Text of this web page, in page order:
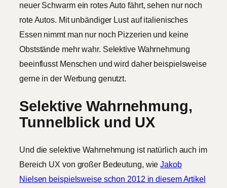
neuer Schwarm ein rotes Auto fährt, sehen nur noch
rote Autos. Mit unbändiger Lust auf italienisches
Essen nimmt man nur noch Pizzerien und keine
Obststände mehr wahr. Selektive Wahrnehmung
beeinflusst Menschen und wird daher beispielsweise
gerne in der Werbung genutzt.
Selektive Wahrnehmung,
Tunnelblick und UX
Und die selektive Wahrnehmung ist natürlich auch im
Bereich UX von großer Bedeutung, wieJakob
Nielsen beispielsweise schon 2012 in diesem Artikel